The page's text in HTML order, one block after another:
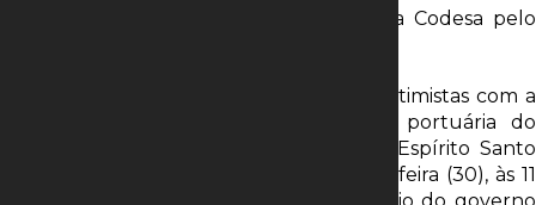
Vencedor terá que adquirir as ações da Codesa pelo
BRASÍLIA – Agentes do mercado estão otimistas com a
primeira desestatização de autoridade portuária do
País. O leilão da Companhia Docas do Espírito Santo
(Codesa) está marcado para esta quarta-feira (30), às 11
horas, e promete ser o grande laboratório do governo